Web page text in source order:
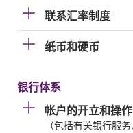
联系汇率制度
纸币和硬币
银行体系
帐户的开立和操作
（包括有关银行服